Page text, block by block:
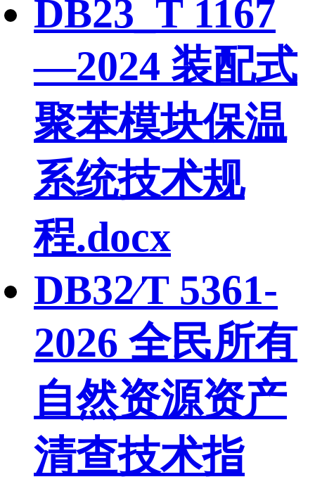
DB23_T 1167
—2024 装配式
聚苯模块保温
系统技术规
程.docx
DB32∕T 5361-
2026 全民所有
自然资源资产
清查技术指